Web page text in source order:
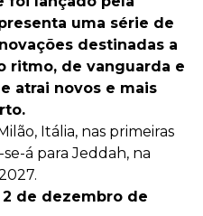
uma série de
destinadas a
ritmo, de vanguarda e
atrai novos e mais
Itália, nas primeiras
á para Jeddah, na
de dezembro de